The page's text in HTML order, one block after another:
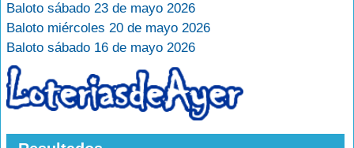
Baloto sábado 23 de mayo 2026
Baloto miércoles 20 de mayo 2026
Baloto sábado 16 de mayo 2026